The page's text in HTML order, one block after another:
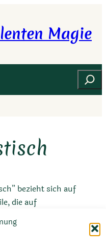
Magie
Suchen
bezieht sich auf
die auf
sie sich öffnen
tritt